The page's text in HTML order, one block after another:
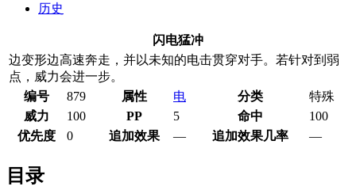
历史
闪电猛冲
边变形边高速奔走，并以未知的电击贯穿对手。若针对到弱
点，威力会进一步。
编号
879 属性 电 分类
特殊
威力
100 PP 5 命中
100
优先度
0 追加效果 — 追加效果几率 —
目录